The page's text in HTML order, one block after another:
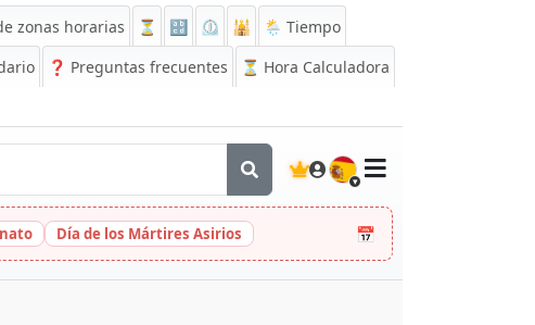
zonas horarias ⏳ 🔡 ⏲️ 🕌
🌦️ Tiempo
❓ Preguntas frecuentes
⏳ Hora Calculadora
🇪🇸
Día de los Mártires Asirios 📅